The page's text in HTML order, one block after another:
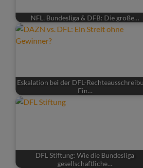
NFL, Bundesliga & DFB: Die große…
Eskalation bei der DFL-
Ein…
DFL Stiftung: Wie die Bundesliga
gesellschaftliche…